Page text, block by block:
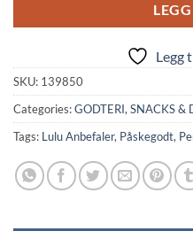
Legg
SKU: 139850
Categories:GODTERI, SNACKS &
Tags: Lulu Anbefaler, Påskegodt,